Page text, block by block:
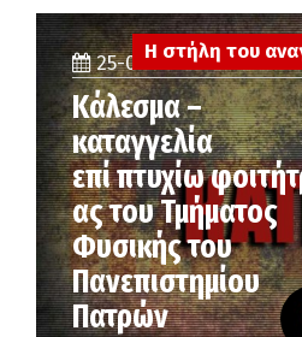
25-06-2026
Κάλεσμα –
καταγγελία
επί πτυχίω
ας του Τμήματος
Φυσικής του
Πανεπιστημίου
Πατρών
Η στήλη του